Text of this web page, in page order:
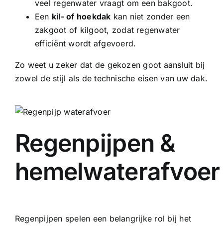
veel regenwater vraagt om een bakgoot.
Een kil- of hoekdak kan niet zonder een
zakgoot of kilgoot, zodat regenwater
efficiënt wordt afgevoerd.
Zo weet u zeker dat de gekozen goot aansluit bij
zowel de stijl als de technische eisen van uw dak.
Regenpijpen &
hemelwaterafvoer
Regenpijpen spelen een belangrijke rol bij het